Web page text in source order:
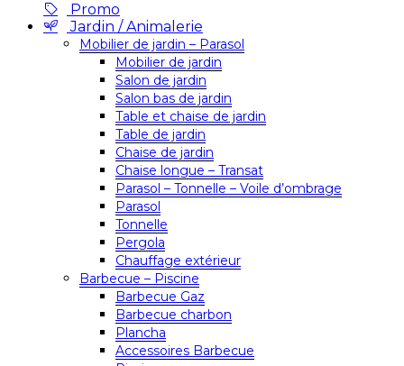
Promo
Jardin / Animalerie
Mobilier de jardin – Parasol
Mobilier de jardin
Salon de jardin
Salon bas de jardin
Table et chaise de jardin
Table de jardin
Chaise de jardin
Chaise longue – Transat
Parasol – Tonnelle – Voile d’ombrage
Parasol
Tonnelle
Pergola
Chauffage extérieur
Barbecue – Piscine
Barbecue Gaz
Barbecue charbon
Plancha
Accessoires Barbecue